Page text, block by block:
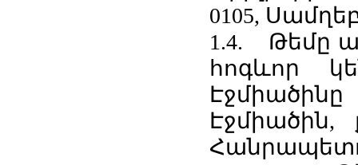
0105,
1.4. Թեմը
հոգևոր